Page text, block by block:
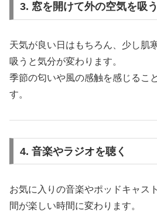
3. 窓を開けて外の空気を吸う
天気が良い日はもちろん、少し肌
吸うと気分が変わります。
季節の匂いや風の感触を感じるこ
す。
4. 音楽やラジオを聴く
お気に入りの音楽やポッドキャス
間が楽しい時間に変わります。